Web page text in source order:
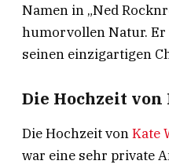
Namen in „Ned
humorvollen Natur. Er
seinen einzigartigen
Die Hochzeit
Die Hochzeit vonKate
war eine sehr private